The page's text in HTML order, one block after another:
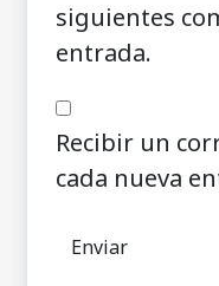
siguientes
entrada.
Recibir un
cada nueva